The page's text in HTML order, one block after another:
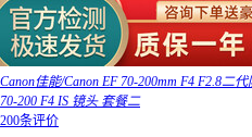
Canon佳能/Canon EF 70-200mm F4 F2.8二
70-200 F4 IS 镜头 套餐二
200条评价